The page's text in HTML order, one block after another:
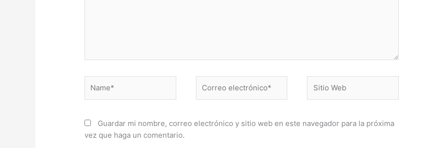
electrónico*
Web
Guardar mi nombre, correo electrónico y sitio web en este navegador para la próxima
vez que haga un comentario.